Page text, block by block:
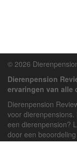
© 2026
Dierenpension
ervaringen van alle
Dierenpension
voor
een dierenpension?
door een